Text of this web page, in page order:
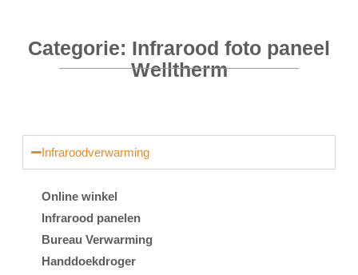
Categorie: Infrarood foto paneel
Welltherm
Infraroodverwarming
Online winkel
Infrarood panelen
Bureau Verwarming
Handdoekdroger